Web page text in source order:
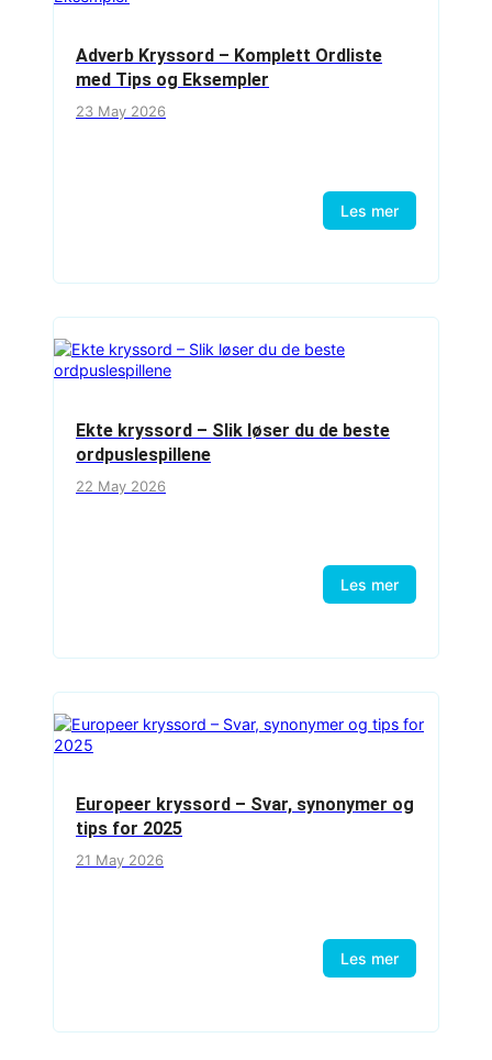
Adverb Kryssord – Komplett Ordliste
med Tips og Eksempler
23 May 2026
Les mer
Ekte kryssord – Slik løser du de beste
ordpuslespillene
22 May 2026
Les mer
Europeer kryssord – Svar, synonymer og
tips for 2025
21 May 2026
Les mer